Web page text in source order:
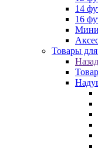
14
16
Товары
Назад